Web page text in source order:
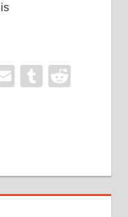
EmailTumblr